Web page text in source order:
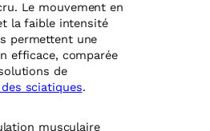
Le mouvement en
la faible intensité
permettent une
efficace, comparée
de
sciatiques.
musculaire